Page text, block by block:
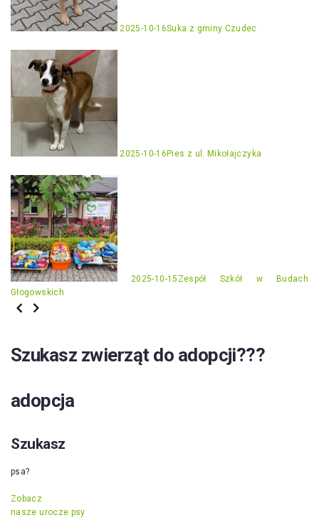
2025-10-16Suka z gminy Czudec
2025-10-16 Pies z ul. Mikołajczyka
2025-10-15 Zespół Szkół w Budach
Głogowskich
Szukasz zwierząt do adopcji???
adopcja
Szukasz
psa?
Zobacz
nasze urocze psy